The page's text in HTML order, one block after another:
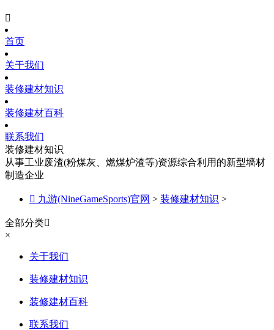

首页
关于我们
装修建材知识
装修建材百科
联系我们
装修建材知识
从事工业废渣(粉煤灰、燃煤炉渣等)资源综合利用的新型墙材
制造企业
 九游(NineGameSports)官网 > 装修建材知识 >
全部分类
×
关于我们
装修建材知识
装修建材百科
联系我们